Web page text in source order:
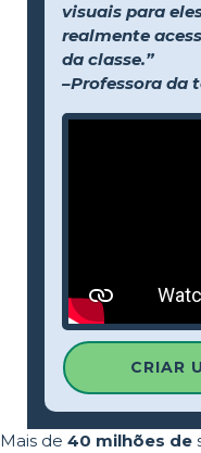
visuais para
realmente
da classe.”
–Professora da
CRIAR
Mais de 40 milhões de